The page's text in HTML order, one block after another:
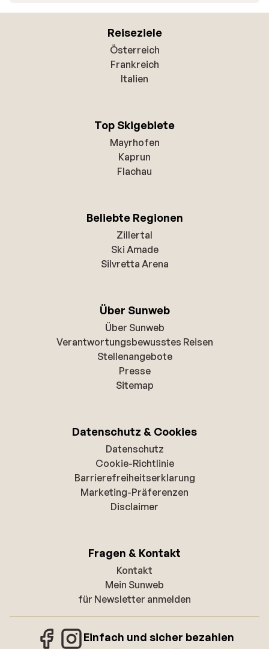
Reiseziele
Österreich
Frankreich
Italien
Top Skigebiete
Mayrhofen
Kaprun
Flachau
Beliebte Regionen
Zillertal
Ski Amade
Silvretta Arena
Über Sunweb
Über Sunweb
Verantwortungsbewusstes Reisen
Stellenangebote
Presse
Sitemap
Datenschutz & Cookies
Datenschutz
Cookie-Richtlinie
Barrierefreiheitserklarung
Marketing-Präferenzen
Disclaimer
Fragen & Kontakt
Kontakt
Mein Sunweb
für Newsletter anmelden
Einfach und sicher bezahlen